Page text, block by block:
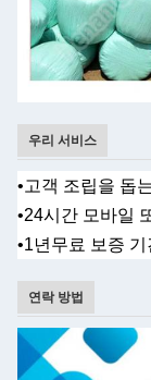
우리 서비스
•고객 조립을 돕
•24시간 모바일
•1년 무료 보증 기
연락 방법